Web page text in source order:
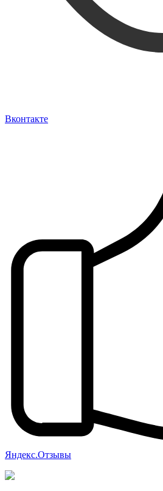
Вконтакте
Яндекс.Отзывы